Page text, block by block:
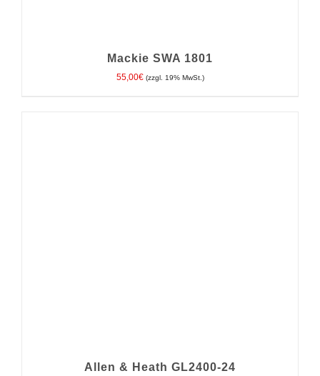
Mackie SWA 1801
55,00€ (zzgl. 19% MwSt.)
Allen & Heath GL2400-24